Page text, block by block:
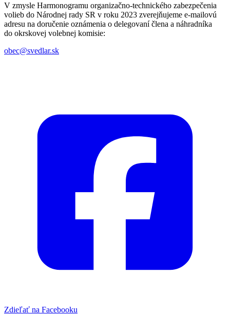
V zmysle Harmonogramu organizačno-technického zabezpečenia
volieb do Národnej rady SR v roku 2023 zverejňujeme e-mailovú
adresu na doručenie oznámenia o delegovaní člena a náhradníka
do okrskovej volebnej komisie:
obec@svedlar.sk
Zdieľať na Facebooku